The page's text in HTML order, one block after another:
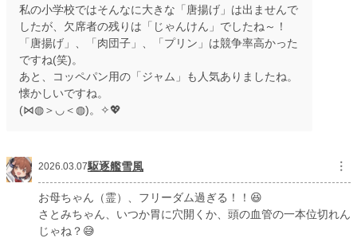
私の小学校ではそんなに大きな「唐揚げ」は出ませんで
したが、欠席者の残りは「じゃんけん」でしたね～！
「唐揚げ」、「肉団子」、「プリン」は競争率高かった
ですね(笑)。
あと、コッペパン用の「ジャム」も人気ありましたね。
懐かしいですね。
(⋈◍＞◡＜◍)。✧💖
2026.03.07駆逐艦雪風 ︙
お母ちゃん（霊）、フリーダム過ぎる！！😆
さとみちゃん、いつか胃に穴開くか、頭の血管の一本位切れん
じゃね？😅